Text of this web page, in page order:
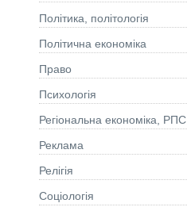
Політика, політологія
Політична економіка
Право
Психологія
Регіональна економіка, РПС
Реклама
Релігія
Соціологія